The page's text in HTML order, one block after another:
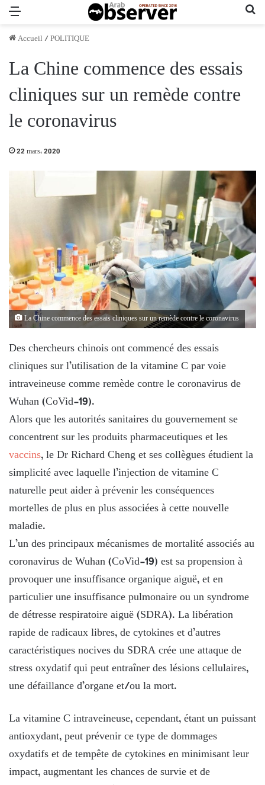
Accueil /POLITIQUE
La Chine commence des essais
cliniques sur un remède contre
le coronavirus
22 mars، 2020
La Chine commence des essais cliniques sur un remède contre le coronavirus
Des chercheurs chinois ont commencé des essais
cliniques sur l’utilisation de la vitamine C par voie
intraveineuse comme remède contre le coronavirus de
Wuhan (CoVid-19).
Alors que les autorités sanitaires du gouvernement se
concentrent sur les produits pharmaceutiques et les
vaccins, le Dr Richard Cheng et ses collègues étudient la
simplicité avec laquelle l’injection de vitamine C
naturelle peut aider à prévenir les conséquences
mortelles de plus en plus associées à cette nouvelle
maladie.
L’un des principaux mécanismes de mortalité associés au
coronavirus de Wuhan (CoVid-19) est sa propension à
provoquer une insuffisance organique aiguë, et en
particulier une insuffisance pulmonaire ou un syndrome
de détresse respiratoire aiguë (SDRA). La libération
rapide de radicaux libres, de cytokines et d’autres
caractéristiques nocives du SDRA crée une attaque de
stress oxydatif qui peut entraîner des lésions cellulaires,
une défaillance d’organe et/ou la mort.
La vitamine C intraveineuse, cependant, étant un puissant
antioxydant, peut prévenir ce type de dommages
oxydatifs et de tempête de cytokines en minimisant leur
impact, augmentant les chances de survie et de